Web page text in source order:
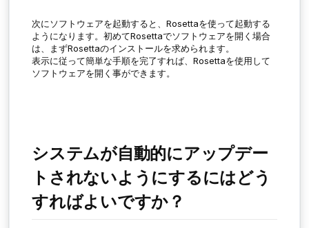
次にソフトウェアを起動すると、Rosettaを使って起動する
ようになります。 初めてRosettaでソフトウェアを開く場合
は、まずRosettaのインストールを求められます。
表示に従って簡単な手順を完了すれば、 Rosettaを使用して
ソフトウェアを開く事ができます。
システムが自動的にアップデー
トされないようにするにはどう
すればよいですか？